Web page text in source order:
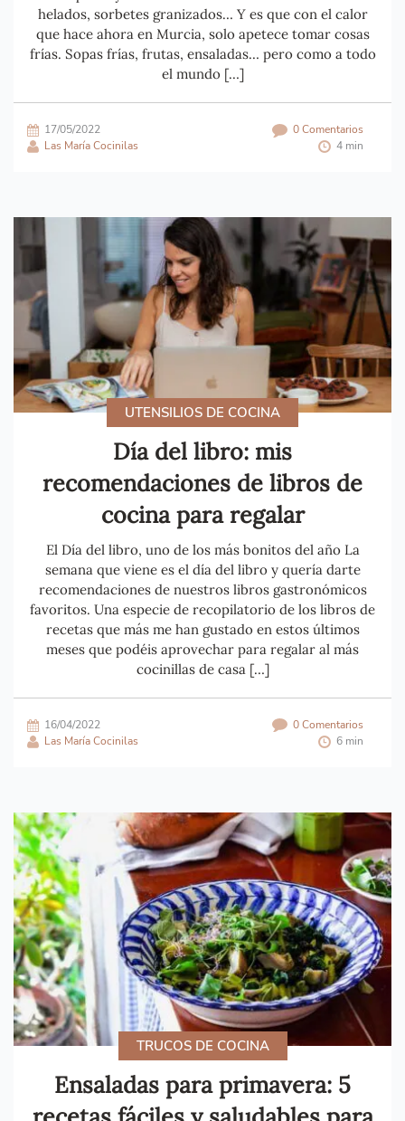
helados, sorbetes granizados… Y es que con el calor
que hace ahora en Murcia, solo apetece tomar cosas
frías. Sopas frías, frutas, ensaladas… pero como a todo
el mundo […]
17/05/2022
0 Comentarios
Las María Cocinilas
4 min
UTENSILIOS DE COCINA
Día del libro: mis
recomendaciones de libros de
cocina para regalar
El Día del libro, uno de los más bonitos del año La
semana que viene es el día del libro y quería darte
recomendaciones de nuestros libros gastronómicos
favoritos. Una especie de recopilatorio de los libros de
recetas que más me han gustado en estos últimos
meses que podéis aprovechar para regalar al más
cocinillas de casa […]
16/04/2022
0 Comentarios
Las María Cocinilas
6 min
TRUCOS DE COCINA
Ensaladas para primavera: 5